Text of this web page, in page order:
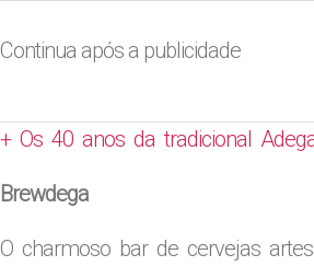
Continua após a publicidade
+ Os 40 anos da tradicional
Brewdega
O charmoso bar de cervejas